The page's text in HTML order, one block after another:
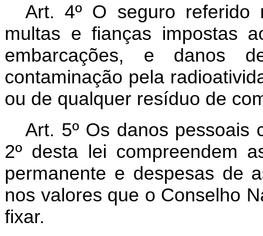
Art. 4º O seguro referido
multas e fianças impostas
embarcações, e danos
contaminação pela
ou de qualquer resíduo de
Art. 5º Os danos pessoais
2º desta lei compreendem
permanente e despesas de
nos valores que o Conselho
fixar.